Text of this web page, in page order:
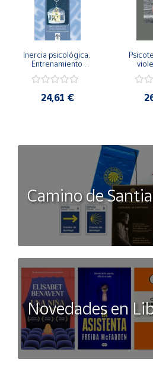
Inercia psicológica.
Entrenamiento
Igualdad de Género.
24,61 €
Camino de
Novedades en